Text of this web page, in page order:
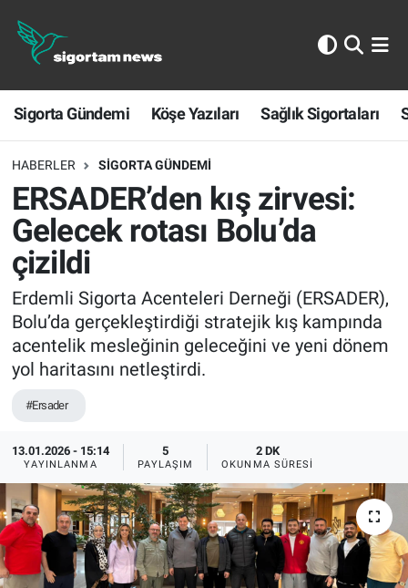
Sigorta Gündemi Köşe Yazıları Sağlık Sigortaları
HABERLER SIGORTA GÜNDEMI
ERSADER’den kış zirvesi:
Gelecek rotası Bolu’da
çizildi
Erdemli Sigorta Acenteleri Derneği (ERSADER),
Bolu’da gerçekleştirdiği stratejik kış kampında
acentelik mesleğinin geleceğini ve yeni dönem
yol haritasını netleştirdi.
#Ersader
13.01.2026 - 15:14
YAYINLANMA
5
PAYLAŞIM
2 DK
OKUNMA SÜRESI
Sigorta Gündemi
Köşe Yazıları
Sağlık Sigortaları
Sporun Sigortası
Ekonomi